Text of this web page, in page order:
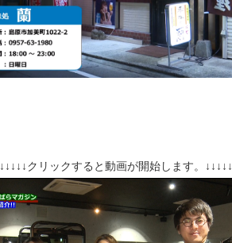
↓↓↓↓↓クリックすると動画が開始します。↓↓↓↓↓